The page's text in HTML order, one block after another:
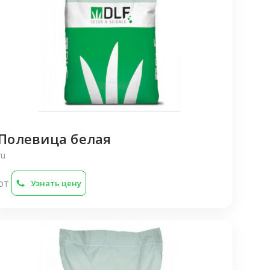
10–30 см. Для партерных газонов, по которым
ходить вообще не планируется, можно
использовать полевицу собачью. Это одна из
наиболее шикарных внешне трав, потому что
имеет изумрудный цвет и нежные, тонкие
белая
Узнать цену